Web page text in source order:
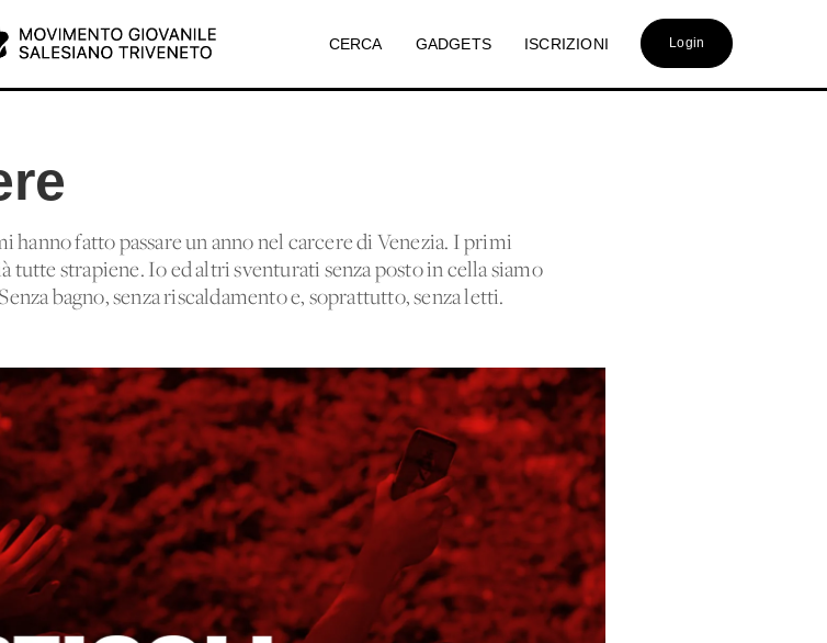
CERCA GADGETS ISCRIZIONI Login
hanno fatto passare un anno nel carcere di Venezia. I primi
tutte strapiene. Io ed altri sventurati senza posto in cella siamo
bagno, senza riscaldamento e, soprattutto, senza letti.